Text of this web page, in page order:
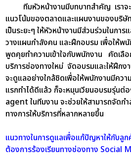
ทีมหัวหน้างานมีบทบาทสำคัญ เราจ
แนวโน้มของตลาดและแผนงานของบริษั
เป็นระยะๆ ให้หัวหน้างานมีส่วนร่วมในกา
วางแผนกำลังคน และฝึกอบรม เพื่อให้
พูดคุยทำความเข้าใจกับพนักงาน คัดเลื
บริการช่องทางใหม่ จัดอบรมและให้ฝึก
จะดูแลอย่างใกล้ชิดเพื่อให้พนักงานมีคว
แรกทำได้ดีแล้ว ก็จะหมุนเวียนอบรมรุ่น
agent ในทีมงาน จะช่วยให้สามารถจัด
ทางการให้บริการที่หลากหลายขึ้น
แนวทางในการดูแลเพื่อแก้ปัญหาให้กับลู
ต้องการร้องเรียนทางช่องทาง Social